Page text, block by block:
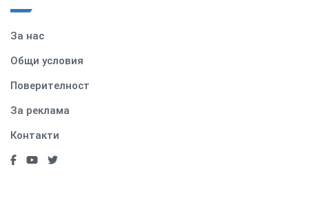
За нас
Общи условия
Поверителност
За реклама
Контакти